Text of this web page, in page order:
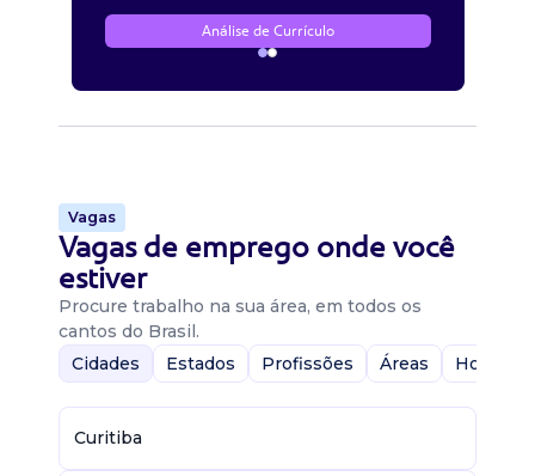
Análise de Currículo
Vagas
Vagas de emprego onde você
estiver
Procure trabalho na sua área, em todos os
cantos do Brasil.
Cidades
Estados Profissões Áreas Home-
Curitiba